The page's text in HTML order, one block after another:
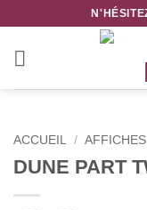
contenu
ACCUEIL / AFFICHES
DUNE PART